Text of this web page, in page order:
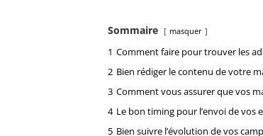
Sommaire masquer
1 Comment faire pour trouver les
2 Bien rédiger le contenu de votre
3 Comment vous assurer que vos
4 Le bon timing pour l’envoi de vos
5 Bien suivre l’évolution de vos